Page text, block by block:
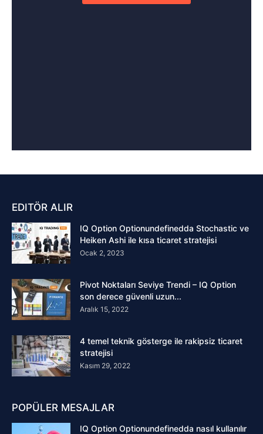
EDITÖR ALIR
IQ Option Optionundefinedda Stochastic ve
Heiken Ashi ile kısa ticaret stratejisi
Ocak 2, 2023
Pivot Noktaları Seviye Trendi – IQ Option
son derece güvenli uzun...
Aralık 15, 2022
4 temel teknik gösterge ile rakipsiz ticaret
stratejisi
Kasım 29, 2022
POPÜLER MESAJLAR
IQ Option Optionundefinedda nasıl kullanılır